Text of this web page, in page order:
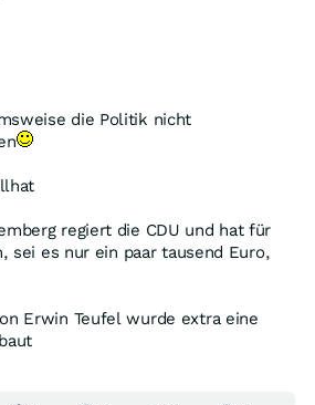
die Politik nicht
regiert die CDU und hat für
sei es nur ein paar tausend Euro,
Erwin Teufel wurde extra eine